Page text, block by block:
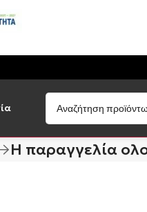
Η παραγγελία